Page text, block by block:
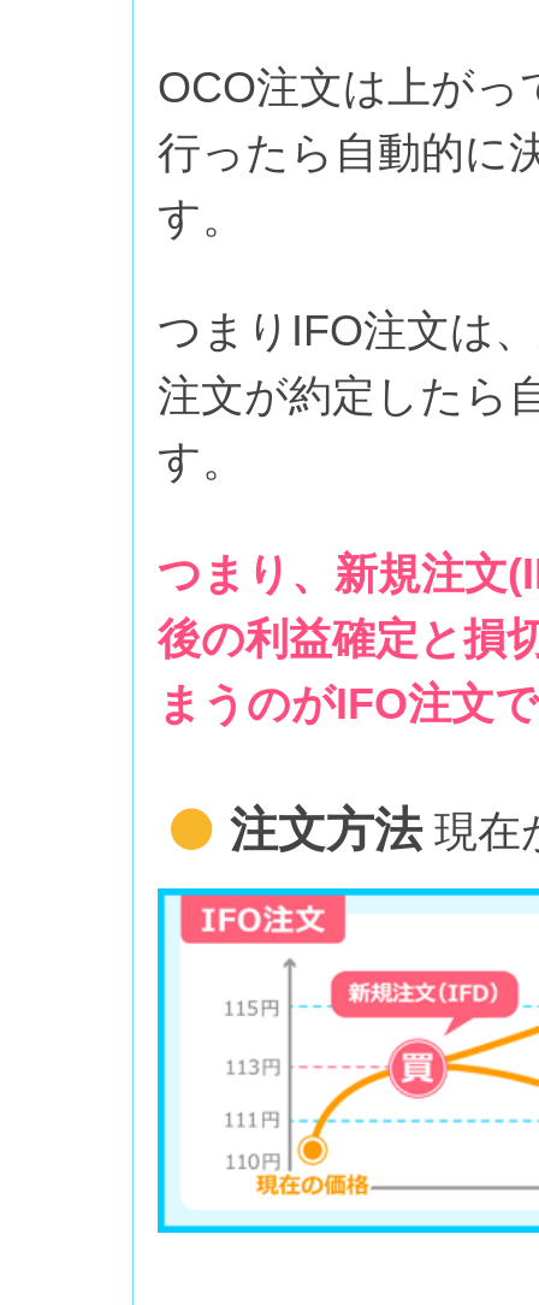
OCO注文は上が
行ったら自動的に
す。
つまりIFO注文は
注文が約定したら
す。
つまり、新規注文
後の利益確定と損
まうのがIFO注文
注文方法現在